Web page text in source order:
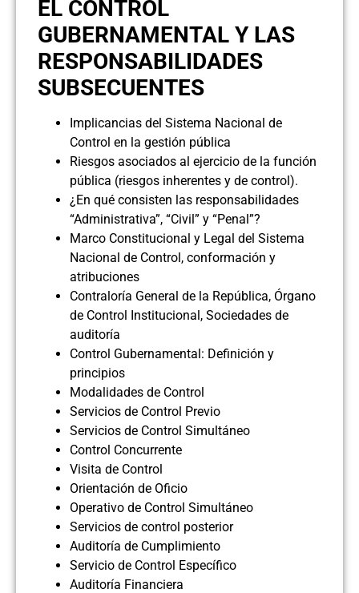
EL CONTROL
GUBERNAMENTAL Y LAS
RESPONSABILIDADES
SUBSECUENTES
Implicancias del Sistema Nacional de
Control en la gestión pública
Riesgos asociados al ejercicio de la función
pública (riesgos inherentes y de control).
¿En qué consisten las responsabilidades
“Administrativa”, “Civil” y “Penal”?
Marco Constitucional y Legal del Sistema
Nacional de Control, conformación y
atribuciones
Contraloría General de la República, Órgano
de Control Institucional, Sociedades de
auditoría
Control Gubernamental: Definición y
principios
Modalidades de Control
Servicios de Control Previo
Servicios de Control Simultáneo
Control Concurrente
Visita de Control
Orientación de Oficio
Operativo de Control Simultáneo
Servicios de control posterior
Auditoría de Cumplimiento
Servicio de Control Específico
Auditoría Financiera